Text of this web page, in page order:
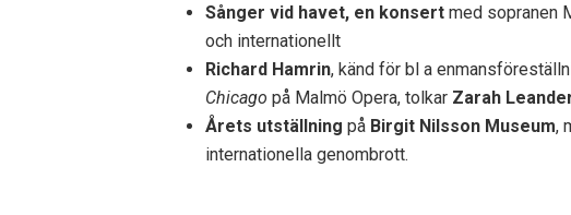
Sånger vid havet, en konsert med sopranen
och internationellt
Richard Hamrin, känd för bl a
Chicago på Malmö Opera, tolkar Zarah
Årets utställning på Birgit Nilsson Museum,
internationella genombrott.